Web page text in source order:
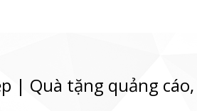
| Quà tặng quảng cáo,